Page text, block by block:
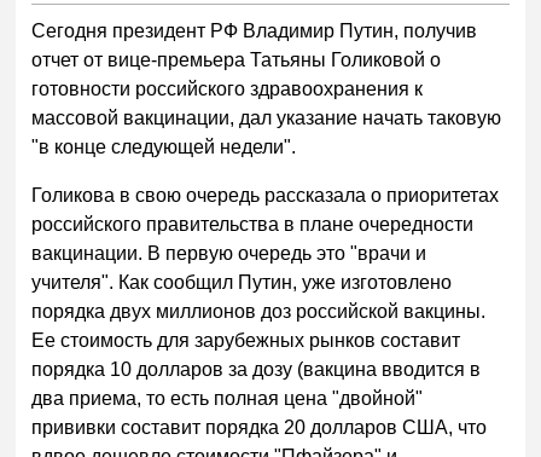
Сегодня президент РФ Владимир Путин, получив
отчет от вице-премьера Татьяны Голиковой о
готовности российского здравоохранения к
массовой вакцинации, дал указание начать таковую
"в конце следующей недели".
Голикова в свою очередь рассказала о приоритетах
российского правительства в плане очередности
вакцинации. В первую очередь это "врачи и
учителя". Как сообщил Путин, уже изготовлено
порядка двух миллионов доз российской вакцины.
Ее стоимость для зарубежных рынков составит
порядка 10 долларов за дозу (вакцина вводится в
два приема, то есть полная цена "двойной"
прививки составит порядка 20 долларов США, что